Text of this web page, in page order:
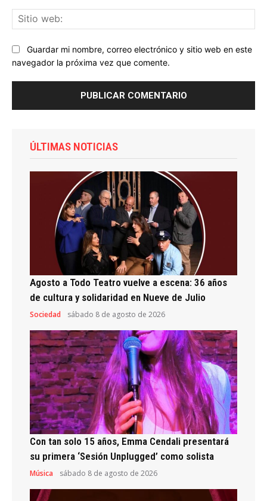
Guardar mi nombre, correo electrónico y sitio web en este
navegador la próxima vez que comente.
ÚLTIMAS NOTICIAS
Agosto a Todo Teatro vuelve a escena: 36 años
de cultura y solidaridad en Nueve de Julio
Sociedad sábado 8 de agosto de 2026
Con tan solo 15 años, Emma Cendali presentará
su primera ‘Sesión Unplugged’ como solista
Música sábado 8 de agosto de 2026